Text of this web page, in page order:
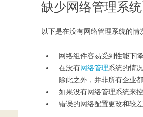
缺少网络管理系
以下是在没有网络管理系统的情
网络组件容易受到性能下
在没有网络管理系统的情
除此之外，并非所有企业
如果没有网络管理系统来
错误的网络配置更改和较